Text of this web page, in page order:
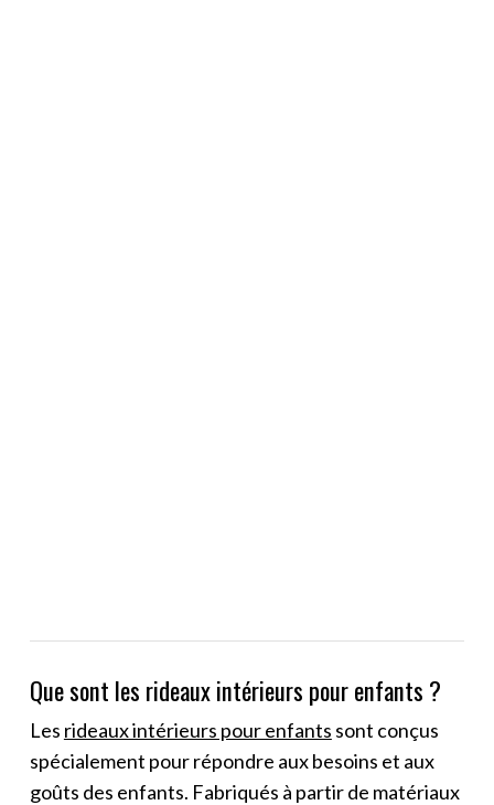
Que sont les rideaux intérieurs pour enfants ?
Les rideaux intérieurs pour enfants sont conçus
spécialement pour répondre aux besoins et aux
goûts des enfants. Fabriqués à partir de matériaux